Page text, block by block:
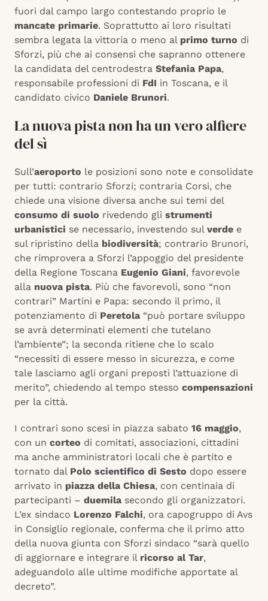
fuori dal campo largo contestando proprio le
mancate primarie. Soprattutto ai loro risultati
sembra legata la vittoria o meno al primo turno di
Sforzi, più che ai consensi che sapranno ottenere
la candidata del centrodestra Stefania Papa,
responsabile professioni di FdI in Toscana, e il
candidato civico Daniele Brunori.
La nuova pista non ha un vero alfiere
del sì
Sull’aeroporto le posizioni sono note e consolidate
per tutti: contrario Sforzi; contraria Corsi, che
chiede una visione diversa anche sui temi del
consumo di suolo rivedendo gli strumenti
urbanistici se necessario, investendo sul verde e
sul ripristino della biodiversità; contrario Brunori,
che rimprovera a Sforzi l’appoggio del presidente
della Regione Toscana Eugenio Giani, favorevole
alla nuova pista. Più che favorevoli, sono “non
contrari” Martini e Papa: secondo il primo, il
potenziamento di Peretola “può portare sviluppo
se avrà determinati elementi che tutelano
l’ambiente”; la seconda ritiene che lo scalo
“necessiti di essere messo in sicurezza, e come
tale lasciamo agli organi preposti l’attuazione di
merito”, chiedendo al tempo stesso compensazioni
per la città.
I contrari sono scesi in piazza sabato 16 maggio,
con un corteo di comitati, associazioni, cittadini
ma anche amministratori locali che è partito e
tornato dal Polo scientifico di Sesto dopo essere
arrivato in piazza della Chiesa, con centinaia di
partecipanti – duemila secondo gli organizzatori.
L’ex sindaco Lorenzo Falchi, ora capogruppo di Avs
in Consiglio regionale, conferma che il primo atto
della nuova giunta con Sforzi sindaco “sarà quello
di aggiornare e integrare il ricorso al Tar,
adeguandolo alle ultime modifiche apportate al
decreto”.